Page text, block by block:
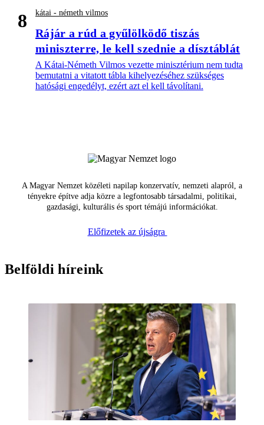
8 kátai - németh vilmos
Rájár a rúd a gyűlölködő tiszás
miniszterre, le kell szednie a dísztáblát
A Kátai-Németh Vilmos vezette minisztérium nem tudta
bemutatni a vitatott tábla kihelyezéséhez szükséges
hatósági engedélyt, ezért azt el kell távolítani.
A Magyar Nemzet közéleti napilap konzervatív, nemzeti alapról, a
tényekre építve adja közre a legfontosabb társadalmi, politikai,
gazdasági, kulturális és sport témájú információkat.
Előfizetek az újságra
Belföldi híreink